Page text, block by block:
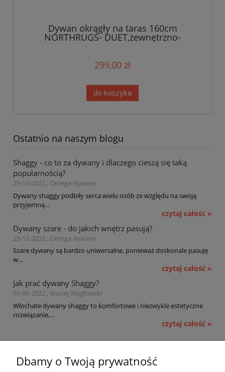
Dywan okrągły na taras 160cm
NORTHRUGS- DUET,zewnętrzno-
wewnętrzny, płasko tkany,dwustronny
299,00 zł
do koszyka
Ostatnio na naszym blogu
Shaggy - co to za dywany i dlaczego cieszą się taką
popularnością?
29-12-2022 , Omega dywany
Dywany shaggy podbiły serca wielu osób ze względu na swoją
przyjemną...
czytaj całość »
Dywany szare - do jakich wnętrz pasują?
28-12-2022 , Omega dywany
Szare dywany są bardzo uniwersalne, ponieważ doskonale pasuję
w...
czytaj całość »
Jak prać dywany Shaggy?
01-06-2022 , Maciej Węgłowski
Włochate dywany shaggy to komfortowe i niezwykle estetyczne
rozwiązanie,...
czytaj całość »
Dbamy o Twoją prywatność